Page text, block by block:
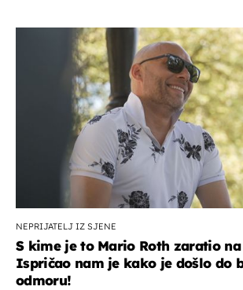
NEPRIJATELJ IZ SJENE
S kime je to Mario Roth zaratio na
Ispričao nam je kako je došlo do
odmoru!